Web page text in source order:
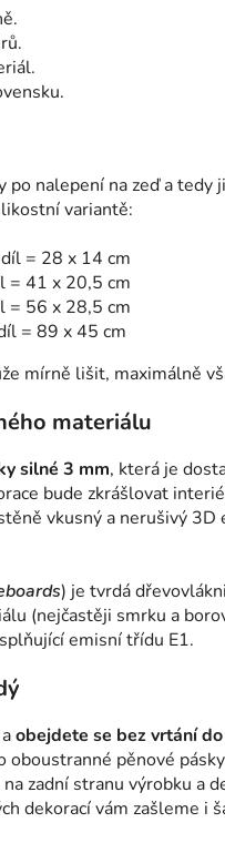
po nalepení na zeď a
variantě:
= 28 x 14 cm
= 41 x 20,5 cm
= 56 x 28,5 cm
= 89 x 45 cm
mírně lišit, maximálně
materiálu
silné 3 mm, která je
bude zkrášlovat
vkusný a nerušivý 3D
) je tvrdá
(nejčastěji smrku a
emisní třídu E1.
obejdete se bez vrtání
oboustranné pěnové
zadní stranu výrobku a
dekorací vám zašleme i